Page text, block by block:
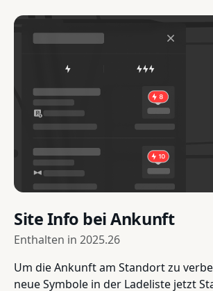
Site Info bei Ankunft
Enthalten in 2025.26
Um die Ankunft am Standort zu
neue Symbole in der Ladeliste jetzt